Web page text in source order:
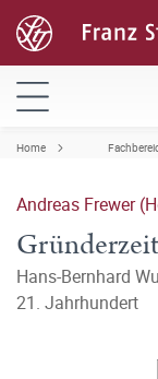
Home
Andreas Frewer
Hans-Bernhard
21. Jahrhundert